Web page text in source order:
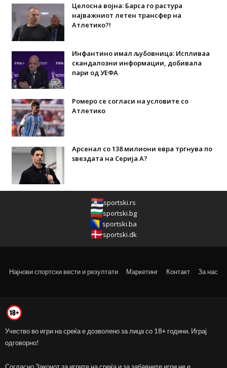
Целосна војна: Барса го растура
најважниот летен трансфер на
Атлетико?!
Инфантино имал љубовница: Испливаа
скандалозни информации, добивала
пари од УЕФА
Ромеро се согласи на условите со
Атлетико
Арсенал со 138 милиони евра тргнува по
ѕвездата на Серија А?
sportski.rs
sportski.bg
sportski.ba
sportski.dk
Најнови спортски вести и резултати Маркетинг Контакт За нас
Учество во игри на среќа е дозволено за лица со 18+ години. Играј
одговорно!
Согласно Законот за игрите на среќа и за забавните игри не е